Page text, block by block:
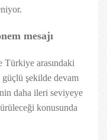
mesajı
Türkiye arasındaki
güçlü şekilde devam
daha ileri seviyeye
konusunda